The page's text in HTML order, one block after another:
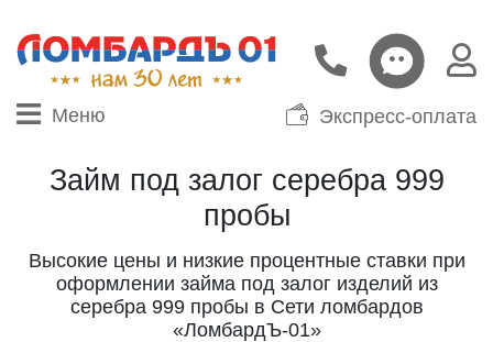
Меню Экспресс-оплата
Займ под залог серебра 999
пробы
Высокие цены и низкие процентные ставки при
оформлении займа под залог изделий из
серебра 999 пробы в Сети ломбардов
«ЛомбардЪ-01»